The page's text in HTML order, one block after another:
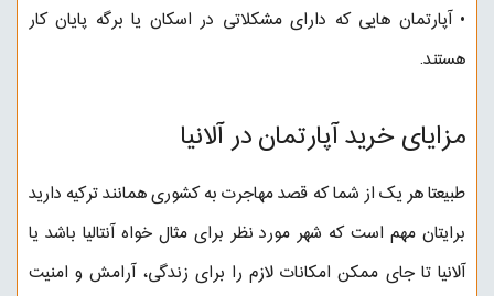
• آپارتمان هایی که دارای مشکلاتی در اسکان یا برگه پایان کار
هستند.
مزایای خرید آپارتمان در آلانیا
طبیعتا هر یک از شما که قصد مهاجرت به کشوری همانند ترکیه دارید
برایتان مهم است که شهر مورد نظر برای مثال خواه آنتالیا باشد یا
آلانیا تا جای ممکن امکانات لازم را برای زندگی، آرامش و امنیت